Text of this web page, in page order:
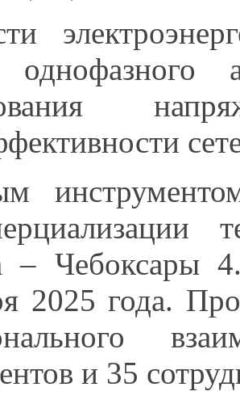
однофазного
– Чебоксары
2025 года.
и 35